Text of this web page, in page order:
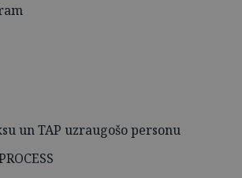
un TAP uzraugošo personu